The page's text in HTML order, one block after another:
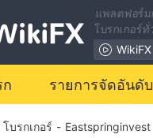
แพลตฟอร์ม
โบรกเกอร์ทั่
WikiFX
รายการจัดอันดับ
โบรกเกอร์ - Eastspringinvest
3
4
0
1